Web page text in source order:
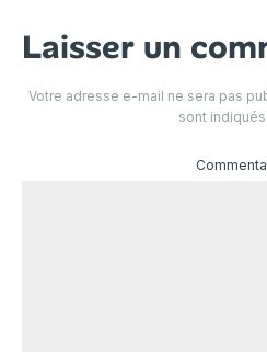
Laisser un
Votre adresse e-mail ne sera pas
sont